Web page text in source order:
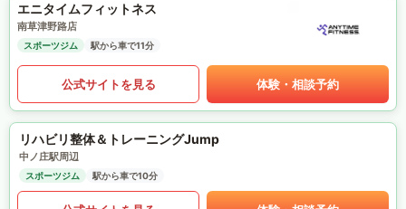
エニタイムフィットネス
南草津野路店
スポーツジム 駅から車で11分
公式サイトを見る 体験・相談予約
リハビリ整体＆トレーニングJump
中ノ庄駅周辺
スポーツジム 駅から車で10分